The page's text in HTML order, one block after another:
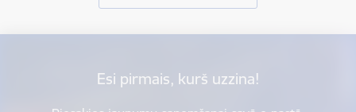
Esi pirmais, kurš uzzina!